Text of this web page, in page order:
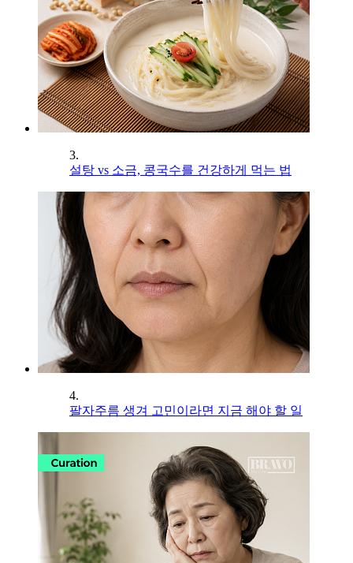
3.
설탕 vs 소금, 콩국수를 건강하게 먹는 법
4.
팔자주름 생겨 고민이라면 지금 해야 할 일